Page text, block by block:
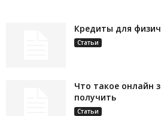
Кредиты для
Статьи
Что такое онлайн
получить
Статьи